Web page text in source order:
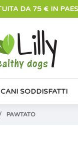
DA 75 € IN
CANI SODDISFATTI
PAWTATO